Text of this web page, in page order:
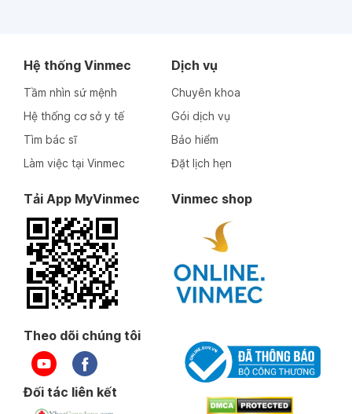
Hệ thống Vinmec
Tầm nhìn sứ mệnh
Hệ thống cơ sở y tế
Tìm bác sĩ
Làm việc tại Vinmec
Dịch vụ
Chuyên khoa
Gói dịch vụ
Bảo hiểm
Đặt lịch hẹn
Tải App MyVinmec Vinmec shop
Theo dõi chúng tôi
Đối tác liên kết